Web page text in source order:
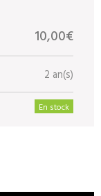
10,00€
2 an(s)
En stock